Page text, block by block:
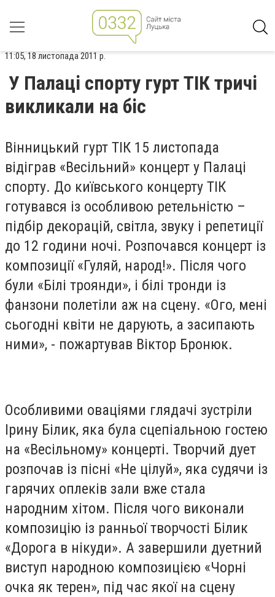
11:05, 18 листопада 2011 р.
У Палаці спорту гурт ТІК тричі
викликали на біс
Вінницький гурт ТІК 15 листопада
відіграв «Весільний» концерт у Палаці
спорту. До київського концерту ТІК
готувався із особливою ретельністю –
підбір декорацій, світла, звуку і репетиції
до 12 години ночі. Розпочався концерт із
композиції «Гуляй, народ!». Після чого
були «Білі троянди», і білі тронди із
фанзони полетіли аж на сцену. «Ого, мені
сьогодні квіти не дарують, а засипають
ними», - пожартував Віктор Бронюк.
Особливими оваціями глядачі зустріли
Ірину Білик, яка була сцепіальною гостею
на «Весільному» концерті. Творчий дует
розпочав із пісні «Не цілуй», яка судячи із
гарячих оплеків зали вже стала
народним хітом. Після чого виконали
композицію із ранньої творчості Білик
«Дорога в нікуди». А завершили дуетний
виступ народною композицією «Чорні
очка як терен», під час якої на сцену